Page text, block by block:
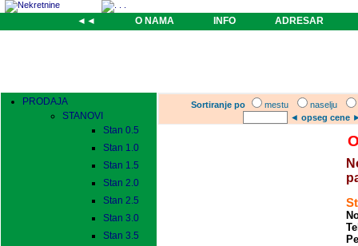
◄◄ O NAMA INFO ADRESAR
PRODAJA
STANOVI
Stan 0.5
Stan 1.0
Stan 1.5
Stan 2.0
Stan 2.5
Stan 3.0
Stan 3.5
Sortiranje po mestu
naselju
◄ opseg cene